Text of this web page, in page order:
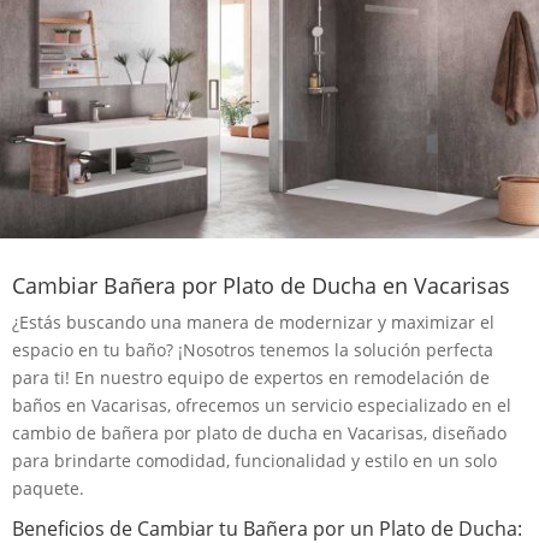
Cambiar Bañera por Plato de Ducha en Vacarisas
¿Estás buscando una manera de modernizar y maximizar el
espacio en tu baño? ¡Nosotros tenemos la solución perfecta
para ti! En nuestro equipo de expertos en remodelación de
baños en Vacarisas, ofrecemos un servicio especializado en el
cambio de bañera por plato de ducha en Vacarisas, diseñado
para brindarte comodidad, funcionalidad y estilo en un solo
paquete.
Beneficios de Cambiar tu Bañera por un Plato de Ducha: